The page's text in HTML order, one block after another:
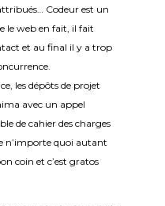
Codeur est un
le web en fait, il fait
et au final il y a trop
les dépôts de projet
avec un appel
de cahier des charges
n’importe quoi autant
coin et c’est gratos